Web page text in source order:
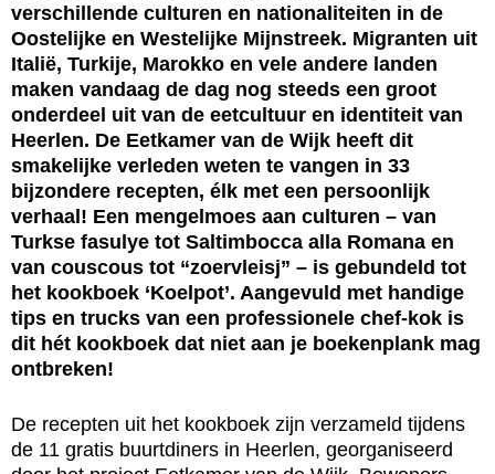
verschillende culturen en nationaliteiten in de
Oostelijke en Westelijke Mijnstreek. Migranten uit
Italië, Turkije, Marokko en vele andere landen
maken vandaag de dag nog steeds een groot
onderdeel uit van de eetcultuur en identiteit van
Heerlen. De Eetkamer van de Wijk heeft dit
smakelijke verleden weten te vangen in 33
bijzondere recepten, élk met een persoonlijk
verhaal! Een mengelmoes aan culturen – van
Turkse fasulye tot Saltimbocca alla Romana en
van couscous tot “zoervleisj” – is gebundeld tot
het kookboek ‘Koelpot’. Aangevuld met handige
tips en trucks van een professionele chef-kok is
dit hét kookboek dat niet aan je boekenplank mag
ontbreken!
De recepten uit het kookboek zijn verzameld tijdens
de 11 gratis buurtdiners in Heerlen, georganiseerd